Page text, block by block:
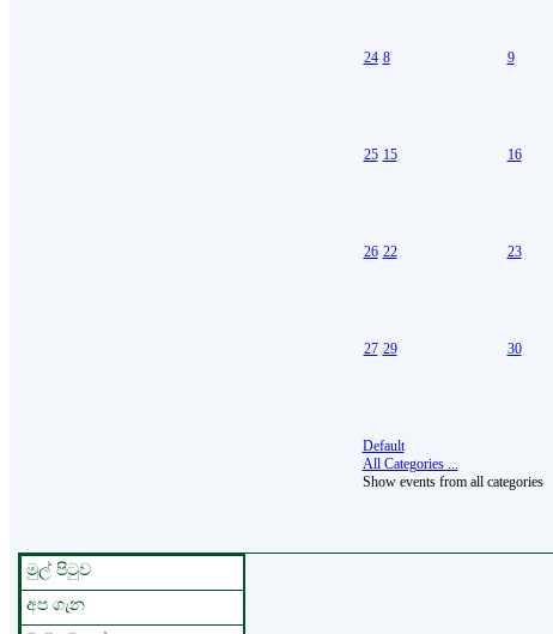
24 8 9
25 15 16
26 22 23
27 29 30
Default
All Categories ...
Show events from all categories
මුල් පිටුව
අප ගැන